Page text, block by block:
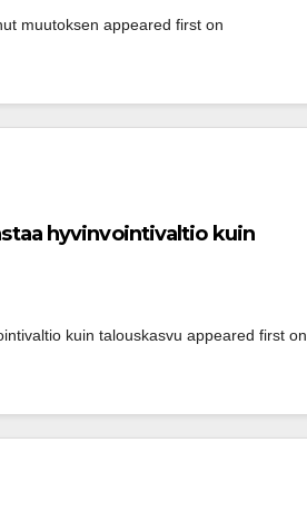
muutoksen appeared first on
hyvin­vointivaltio kuin
kuin talouskasvu appeared first on